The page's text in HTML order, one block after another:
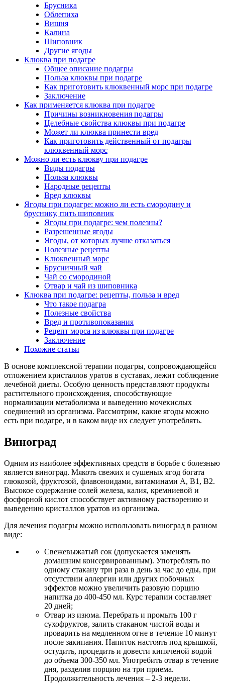
Брусника
Облепиха
Вишня
Калина
Шиповник
Другие ягоды
Клюква при подагре
Общее описание подагры
Польза клюквы при подагре
Как приготовить клюквенный морс при подагре
Заключение
Как применяется клюква при подагре
Причины возникновения подагры
Целебные свойства клюквы при подагре
Может ли клюква принести вред
Как приготовить действенный от подагры
клюквенный морс
Можно ли есть клюкву при подагре
Виды подагры
Польза клюквы
Народные рецепты
Вред клюквы
Ягоды при подагре: можно ли есть смородину и
бруснику, пить шиповник
Ягоды при подагре: чем полезны?
Разрешенные ягоды
Ягоды, от которых лучше отказаться
Полезные рецепты
Клюквенный морс
Брусничный чай
Чай со смородиной
Отвар и чай из шиповника
Клюква при подагре: рецепты, польза и вред
Что такое подагра
Полезные свойства
Вред и противопоказания
Рецепт морса из клюквы при подагре
Заключение
Похожие статьи
В основе комплексной терапии подагры, сопровождающейся
отложением кристаллов уратов в суставах, лежит соблюдение
лечебной диеты. Особую ценность представляют продукты
растительного происхождения, способствующие
нормализации метаболизма и выведению мочекислых
соединений из организма. Рассмотрим, какие ягоды можно
есть при подагре, и в каком виде их следует употреблять.
Виноград
Одним из наиболее эффективных средств в борьбе с болезнью
является виноград. Мякоть свежих и сушеных ягод богата
глюкозой, фруктозой, флавоноидами, витаминами А, В1, В2.
Высокое содержание солей железа, калия, кремниевой и
фосфорной кислот способствует активному растворению и
выведению кристаллов уратов из организма.
Для лечения подагры можно использовать виноград в разном
виде:
Свежевыжатый сок (допускается заменять
домашним консервированным). Употреблять по
одному стакану три раза в день за час до еды, при
отсутствии аллергии или других побочных
эффектов можно увеличить разовую порцию
напитка до 400-450 мл. Курс терапии составляет
20 дней;
Отвар из изюма. Перебрать и промыть 100 г
сухофруктов, залить стаканом чистой воды и
проварить на медленном огне в течение 10 минут
после закипания. Напиток настоять под крышкой,
остудить, процедить и довести кипяченой водой
до объема 300-350 мл. Употребить отвар в течение
дня, разделив порцию на три приема.
Продолжительность лечения – 2-3 недели.